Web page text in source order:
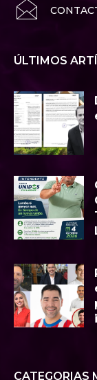
ÚLTIMOS
CATEGORIAS